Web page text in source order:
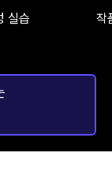
실습 작